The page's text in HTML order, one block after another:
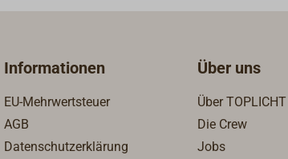
Funktion.Filtereinsatz aus
Sinterkunststoff 25-40
µm.Wandhalterung aus
Informationen
EU-Mehrwertsteuer
AGB
Datenschutzerklärung
Über uns
Über TOPLICHT
Die Crew
Jobs